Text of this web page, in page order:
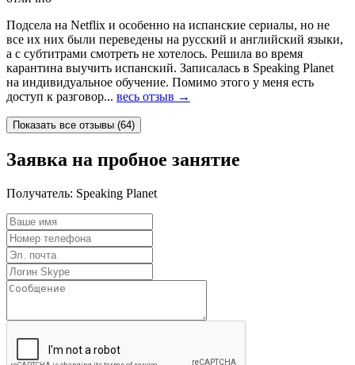
Подсела на Netflix и особенно на испанские сериалы, но не
все их них были переведены на русский и английский языки,
а с субтитрами смотреть не хотелось. Решила во время
карантина выучить испанский. Записалась в Speaking Planet
на индивидуальное обучение. Помимо этого у меня есть
доступ к разговор... весь отзыв →
Заявка на пробное занятие
Получатель: Speaking Planet